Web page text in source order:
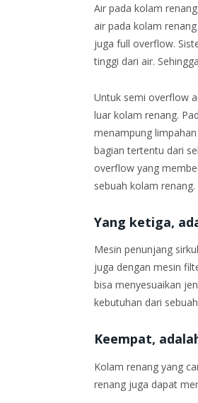
Air pada kolam
air pada kolam
juga full overflow.
tinggi dari air.
Untuk semi overflow
luar kolam renang.
menampung
bagian tertentu dari
overflow yang
sebuah kolam renang.
Yang ketiga,
Mesin penunjang
juga dengan mesin
bisa menyesuaikan
kebutuhan dari
Keempat,
Kolam renang yang
renang juga dapat